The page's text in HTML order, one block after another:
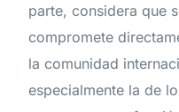
parte, considera que
compromete
la comunidad
especialmente la de